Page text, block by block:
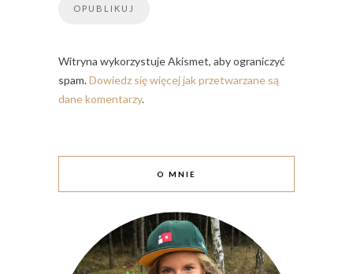
Witryna wykorzystuje Akismet, aby ograniczyć
spam.Dowiedz się więcej jak przetwarzane są
dane komentarzy.
O MNIE